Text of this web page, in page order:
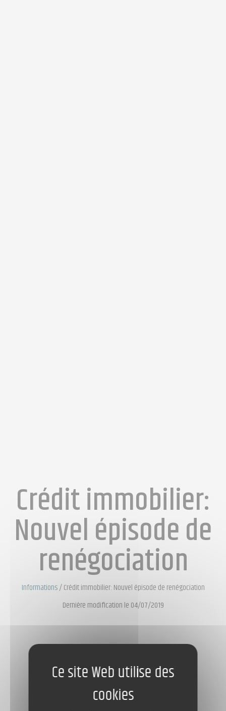
Crédit immobilier:
Nouvel épisode de
renégociation
Informations/Crédit immobilier: Nouvel épisode de renégociation
Dernière modification le 04/07/2019